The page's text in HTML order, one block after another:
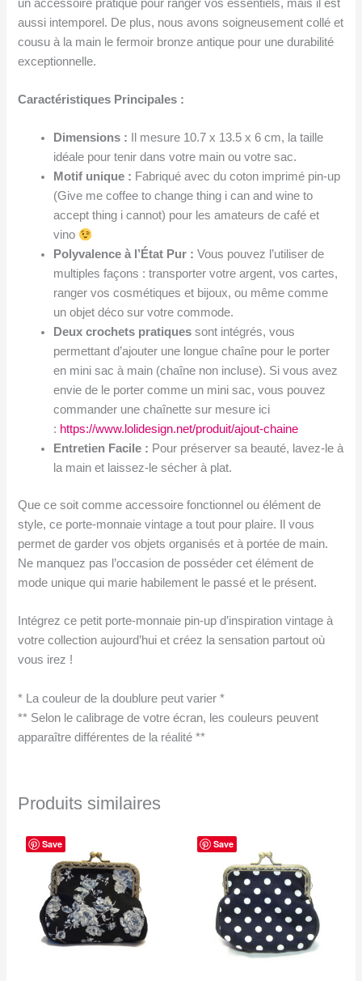
un accessoire pratique pour ranger vos essentiels, mais il est
aussi intemporel. De plus, nous avons soigneusement collé et
cousu à la main le fermoir bronze antique pour une durabilité
exceptionnelle.
Caractéristiques Principales :
Dimensions : Il mesure 10.7 x 13.5 x 6 cm, la taille
idéale pour tenir dans votre main ou votre sac.
Motif unique : Fabriqué avec du coton imprimé pin-up
(Give me coffee to change thing i can and wine to
accept thing i cannot) pour les amateurs de café et
vino
Polyvalence à l’État Pur : Vous pouvez l’utiliser de
multiples façons : transporter votre argent, vos cartes,
ranger vos cosmétiques et bijoux, ou même comme
un objet déco sur votre commode.
Deux crochets pratiques sont intégrés, vous
permettant d’ajouter une longue chaîne pour le porter
en mini sac à main (chaîne non incluse). Si vous avez
envie de le porter comme un mini sac, vous pouvez
commander une chaînette sur mesure ici
: https://www.lolidesign.net/produit/ajout-chaine
Entretien Facile : Pour préserver sa beauté, lavez-le à
la main et laissez-le sécher à plat.
Que ce soit comme accessoire fonctionnel ou élément de
style, ce porte-monnaie vintage a tout pour plaire. Il vous
permet de garder vos objets organisés et à portée de main.
Ne manquez pas l’occasion de posséder cet élément de
mode unique qui marie habilement le passé et le présent.
Intégrez ce petit porte-monnaie pin-up d’inspiration vintage à
votre collection aujourd’hui et créez la sensation partout où
vous irez !
* La couleur de la doublure peut varier *
** Selon le calibrage de votre écran, les couleurs peuvent
apparaître différentes de la réalité **
Produits similaires
Save Save